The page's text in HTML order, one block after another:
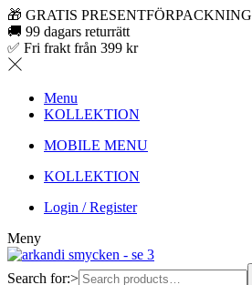
🎁 GRATIS PRESENTFÖRPACKNING
🚚 99 dagars returrätt
✅ Fri frakt från 399 kr
Menu
KOLLEKTION
MOBILE MENU
KOLLEKTION
Login / Register
Meny
Search for:>